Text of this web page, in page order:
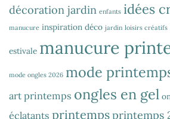
décoration jardin enfants idées
manucure inspiration déco jardin loisirs créatifs
estivale manucure
mode ongles 2026 mode
art printemps ongles en gel
éclatants printempsprintemps